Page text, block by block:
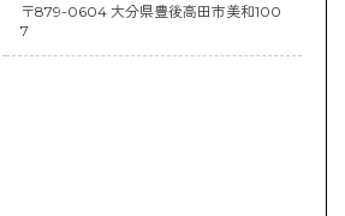
〒879-0604 大分県豊後高田市美和100
7